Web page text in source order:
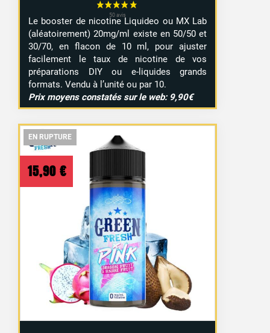
Le booster de nicotine Liquideo ou MX Lab
(aléatoirement) 20mg/ml existe en 50/50 et
30/70, en flacon de 10 ml, pour ajuster
facilement le taux de nicotine de vos
préparations DIY ou e-liquides grands
formats. Vendu à l’unité ou par 10.
Prix moyens constatés sur le web: 9,90€
EN RUPTURE
EN RUPTURE
15,90 €
EN RUPTURE